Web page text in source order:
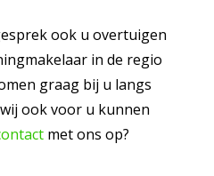
ook u overtuigen
in de regio
graag bij u langs
ook voor u kunnen
met ons op?